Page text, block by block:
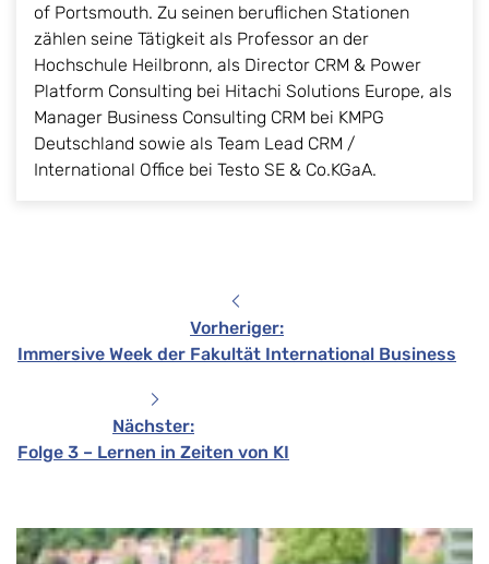
of Portsmouth. Zu seinen beruflichen Stationen
zählen seine Tätigkeit als Professor an der
Hochschule Heilbronn, als Director CRM & Power
Platform Consulting bei Hitachi Solutions Europe, als
Manager Business Consulting CRM bei KMPG
Deutschland sowie als Team Lead CRM /
International Office bei Testo SE & Co.KGaA.
Vorheriger:
Immersive Week der Fakultät International Business
Nächster:
Folge 3 – Lernen in Zeiten von KI